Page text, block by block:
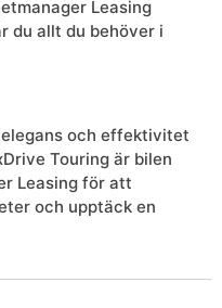
Leasing
du allt du behöver i
och effektivitet
Touring är bilen
Leasing för att
och upptäck en